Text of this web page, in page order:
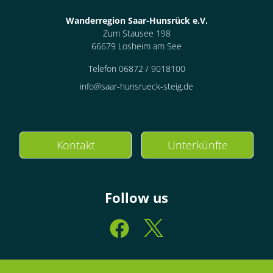
Wanderregion Saar-Hunsrück e.V.
Zum Stausee 198
66679 Losheim am See
Telefon 06872 / 9018100
info@saar-hunsrueck-steig.de
Kontakt Unterkünfte
Follow us